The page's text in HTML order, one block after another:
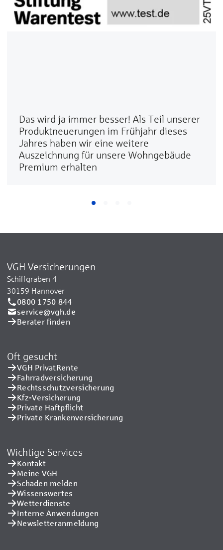
Das wird ja immer besser! Als Teil unserer
Produktneuerungen im Frühjahr dieses
Jahres haben wir eine weitere
Auszeichnung für unsere Wohngebäude
Premium erhalten
VGH Versicherungen
Schiffgraben 4
30159 Hannover
0800 1750 844
service@vgh.de
Berater finden
Oft gesucht
VGH PrivatRente
Fahrradversicherung
Rechtsschutzversicherung
Kfz-Versicherung
Private Haftpflicht
Private Kranken­versicherung
Wichtige Services
Kontakt
Meine VGH
Schaden melden
Wissenswertes
Wetterdienste
Interne Anwendungen
Newsletteranmeldung